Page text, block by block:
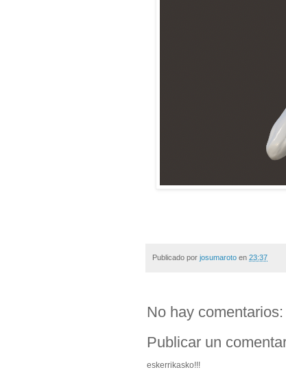
Publicado por josumaroto en 23:37
No hay comentarios:
Publicar un
eskerrikasko!!!